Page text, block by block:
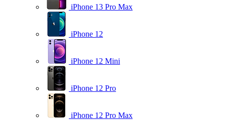
iPhone 13 Pro Max
iPhone 12
iPhone 12 Mini
iPhone 12 Pro
iPhone 12 Pro Max